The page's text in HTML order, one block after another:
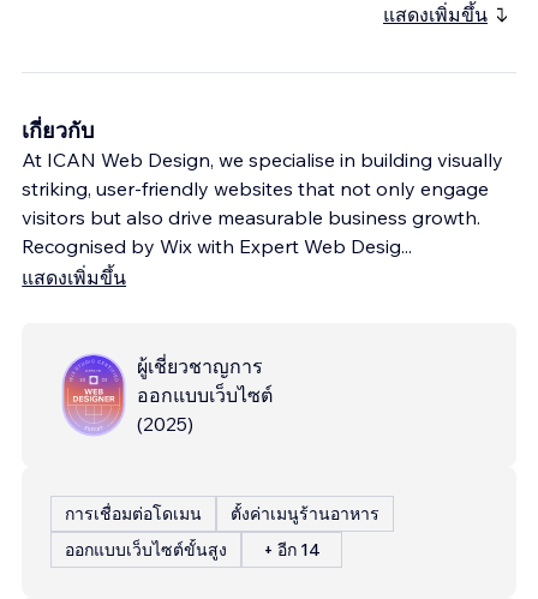
แสดงเพิ่มขึ้น
เกี่ยวกับ
At ICAN Web Design, we specialise in building visually
striking, user-friendly websites that not only engage
visitors but also drive measurable business growth.
Recognised by Wix with Expert Web Desig...
แสดงเพิ่มขึ้น
ผู้เชี่ยวชาญการ
ออกแบบเว็บไซต์
(2025)
การเชื่อมต่อโดเมน
ตั้งค่าเมนูร้านอาหาร
ออกแบบเว็บไซต์ขั้นสูง
+ อีก 14